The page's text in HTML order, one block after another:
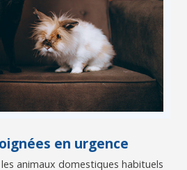
en urgence
animaux domestiques habituels